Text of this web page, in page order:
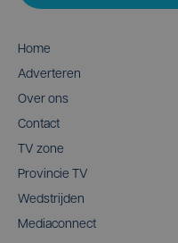
Home
Adverteren
Over ons
Contact
TV zone
Provincie TV
Wedstrijden
Mediaconnect